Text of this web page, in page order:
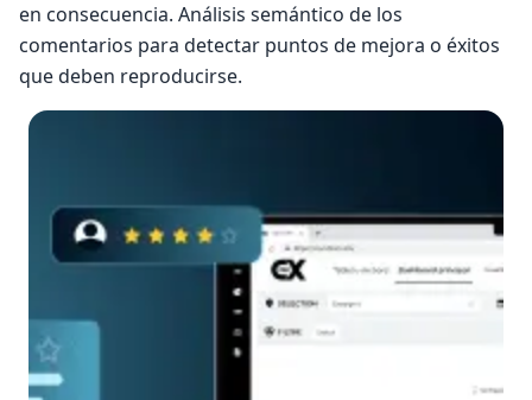
en consecuencia. Análisis semántico de los
comentarios para detectar puntos de mejora o éxitos
que deben reproducirse.